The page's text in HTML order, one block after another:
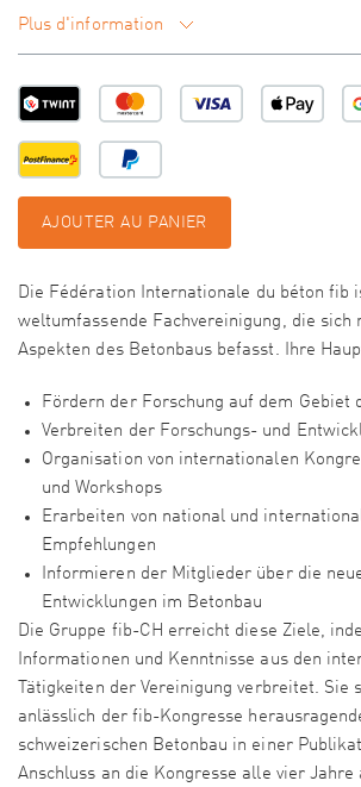
Plus d'information
AJOUTER AU PANIER
Die Fédération Internationale du béton fib
weltumfassende Fachvereinigung, die sich
Aspekten des Betonbaus befasst. Ihre
Fördern der Forschung auf dem Gebiet
Verbreiten der Forschungs- und
Organisation von internationalen
und Workshops
Erarbeiten von national und
Empfehlungen
Informieren der Mitglieder über die
Entwicklungen im Betonbau
Die Gruppe fib-CH erreicht diese Ziele,
Informationen und Kenntnisse aus den
Tätigkeiten der Vereinigung verbreitet. Sie
anlässlich der fib-Kongresse
schweizerischen Betonbau in einer
Anschluss an die Kongresse alle vier Jahre